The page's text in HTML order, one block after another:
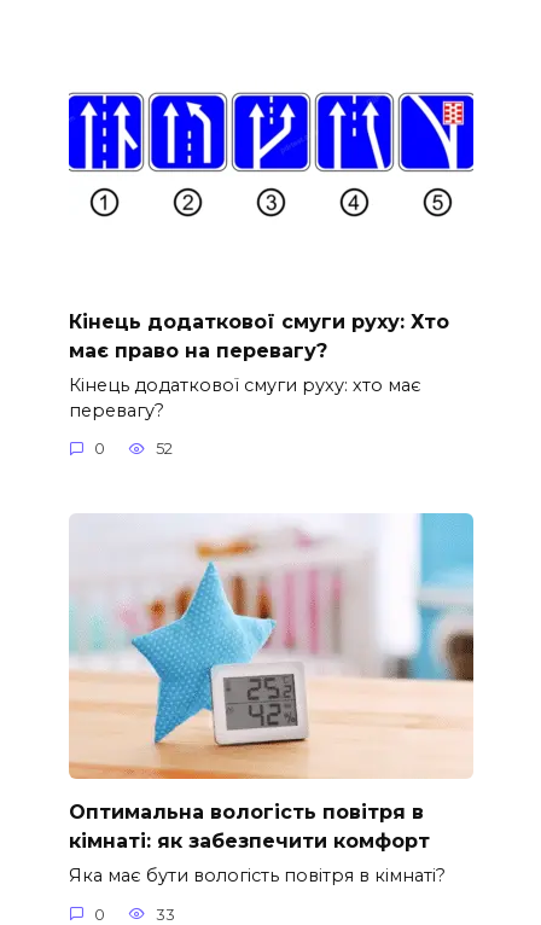
Кінець додаткової смуги руху: Хто
має право на перевагу?
Кінець додаткової смуги руху: хто має
перевагу?
0 52
Оптимальна вологість повітря в
кімнаті: як забезпечити комфорт
Яка має бути вологість повітря в кімнаті?
0 33